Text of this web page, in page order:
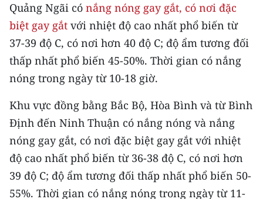
TRI THỨC CHUYÊN SÂU
54 DÂN TỘC VIỆT NAM
CHƯƠNG TRÌNH OCOP - MỖI XÃ
MỘT SẢN PHẨM
RADIO
MEDIA CENTER
E-Magazine
Quảng Ngãi có nắng nóng gay gắt, có nơi đặc
biệt gay gắt với nhiệt độ cao nhất phổ biến từ
37-39 độ C, có nơi hơn 40 độ C; độ ẩm tương đối
thấp nhất phổ biến 45-50%. Thời gian có nắng
nóng trong ngày từ 10-18 giờ.
Khu vực đồng bằng Bắc Bộ, Hòa Bình và từ Bình
Định đến Ninh Thuận có nắng nóng và nắng
nóng gay gắt, có nơi đặc biệt gay gắt với nhiệt
độ cao nhất phổ biến từ 36-38 độ C, có nơi hơn
39 độ C; độ ẩm tương đối thấp nhất phổ biến 50-
55%. Thời gian có nắng nóng trong ngày từ 11-